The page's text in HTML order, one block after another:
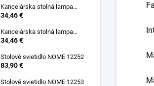
Kancelárska stolná lampa
PIXA KT-40-GR BL 90420
34,46 €
Kancelárska stolná lampa
PIXA KT-40-BE 90419
34,46 €
Stolové svietidlo NOME 12252
83,90 €
Stolové svietidlo NOME 12253